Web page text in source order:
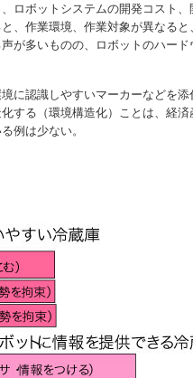
ボットシステムの開発コスト
、作業環境、作業対象が異なる
多いものの、ロボットのハード
認識しやすいマーカーなどを
する（環境構造化）ことは、経
例は少ない。